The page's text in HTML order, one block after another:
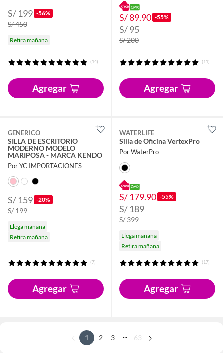
S/ 199 -56%
S/ 450
Retira mañana
(14)
Agregar
S/ 89.90 -55%
S/ 95
S/ 200
(11)
Agregar
GENERICO
SILLA DE ESCRITORIO
MODERNO MODELO
MARIPOSA - MARCA KENDO
Por YC IMPORTACIONES
S/ 159 -20%
S/ 199
Llega mañana
Retira mañana
(7)
Agregar
WATERLIFE
Silla de Oficina VertexPro
Por WaterPro
S/ 179.90 -55%
S/ 189
S/ 399
Llega mañana
Retira mañana
(17)
Agregar
1 2 3 ... 63